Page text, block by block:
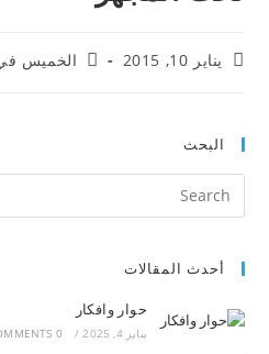
يناير 10, 2015 الخميس في
البحث
أحدث المقالات
حوار وافكار
يناير 4, 2025 /
0 COMMENTS